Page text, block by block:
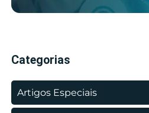
Categorias
Artigos Especiais